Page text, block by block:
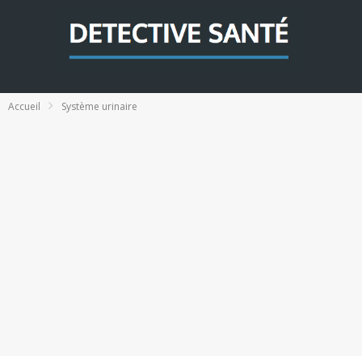
Accueil Système urinaire